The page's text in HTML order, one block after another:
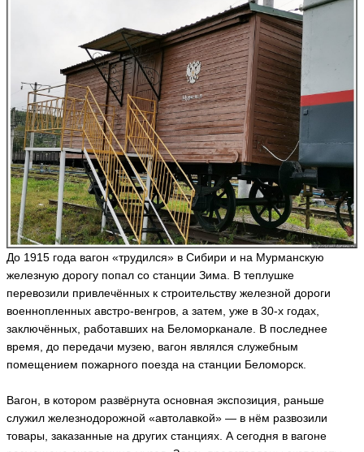
v
g
e
n
y
V
ik
i
n
g
r
В
и
о
р
**
До 1915 года вагон «трудился» в Сибири и на Мурманскую
железную дорогу попал со станции Зима. В теплушке
перевозили привлечённых к строительству железной дороги
военнопленных австро-венгров, а затем, уже в 30-х годах,
заключённых, работавших на Беломорканале. В последнее
время, до передачи музею, вагон являлся служебным
помещением пожарного поезда на станции Беломорск.
Вагон, в котором развёрнута основная экспозиция, раньше
служил железнодорожной «автолавкой» — в нём развозили
товары, заказанные на других станциях. А сегодня в вагоне